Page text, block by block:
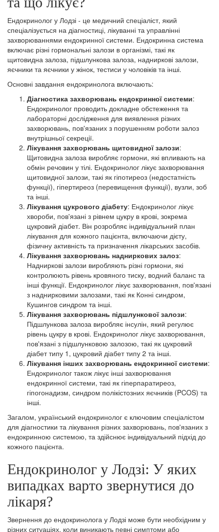
Ендокринолог у Лодзі - це медичний спеціаліст, який
спеціалізується на діагностиці, лікуванні та управлінні
захворюваннями ендокринної системи. Ендокринна система
включає різні гормональні залози в організмі, такі як
щитовидна залоза, підшлункова залоза, надниркові залози,
яєчники та яєчники у жінок, тестиси у чоловіків та інші.
Основні завдання ендокринолога включають:
Діагностика захворювань ендокринної системи:
Ендокринолог проводить докладне обстеження та
лабораторні дослідження для виявлення різних
захворювань, пов'язаних з порушенням роботи залоз
внутрішньої секреції.
Лікування захворювань щитовидної залози:
Щитовидна залоза виробляє гормони, які впливають на
обмін речовин у тілі. Ендокринолог лікує захворювання
щитовидної залози, такі як гіпотиреоз (недостатність
функції), гіпертиреоз (перевищення функції), вузли, зоб
та інші.
Лікування цукрового діабету: Ендокринолог лікує
хвороби, пов'язані з рівнем цукру в крові, зокрема
цукровий діабет. Він розробляє індивідуальний план
лікування для кожного пацієнта, включаючи дієту,
фізичну активність та призначення лікарських засобів.
Лікування захворювань надниркових залоз:
Надниркові залози виробляють різні гормони, які
контролюють рівень кровяного тиску, водний баланс та
інші функції. Ендокринолог лікує захворювання, пов'язані
з наднирковими залозами, такі як Конні синдром,
Кушингов синдром та інші.
Лікування захворювань підшлункової залози:
Підшлункова залоза виробляє інсулін, який регулює
рівень цукру в крові. Ендокринолог лікує захворювання,
пов'язані з підшлунковою залозою, такі як цукровий
діабет типу 1, цукровий діабет типу 2 та інші.
Лікування інших захворювань ендокринної системи:
Ендокринолог також лікує інші захворювання
ендокринної системи, такі як гіперпаратиреоз,
гіпогонадизм, синдром полікістозних яєчників (PCOS) та
інші.
Загалом, український ендокринолог є ключовим спеціалістом
для діагностики та лікування різних захворювань, пов'язаних з
ендокринною системою, та здійснює індивідуальний підхід до
кожного пацієнта.
Ендокринолог у Лодзі: У яких
випадках варто звернутися до
лікаря?
Звернення до ендокринолога у Лодзі може бути необхідним у
різних ситуаціях, коли виникають певні симптоми або